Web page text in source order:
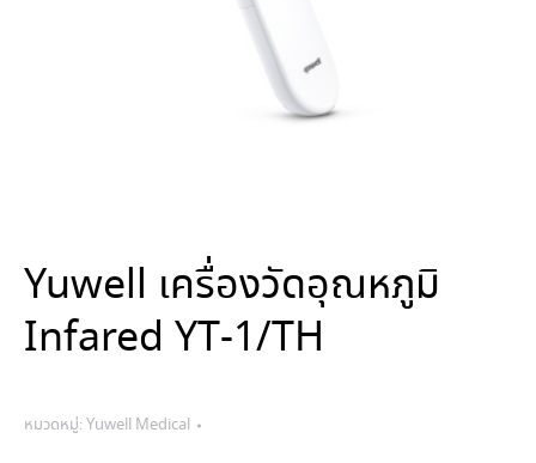
Yuwell เครื่องวัดอุณหภูมิ
Infared YT-1/TH
หมวดหมู่:Yuwell Medical